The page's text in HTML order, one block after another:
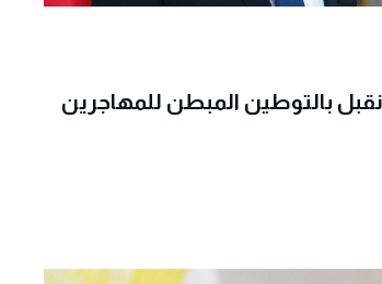
بالتوطين المبطن للمهاجرين